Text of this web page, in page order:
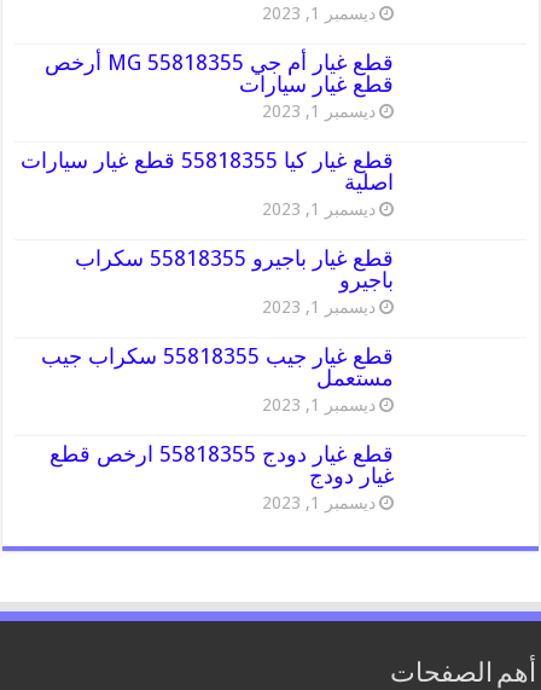
ديسمبر 1, 2023
قطع غيار أم جي MG 55818355 أرخص
قطع غيار سيارات
ديسمبر 1, 2023
قطع غيار كيا 55818355 قطع غيار سيارات
اصلية
ديسمبر 1, 2023
قطع غيار باجيرو 55818355 سكراب
باجيرو
ديسمبر 1, 2023
قطع غيار جيب 55818355 سكراب جيب
مستعمل
ديسمبر 1, 2023
قطع غيار دودج 55818355 ارخص قطع
غيار دودج
ديسمبر 1, 2023
أهم الصفحات